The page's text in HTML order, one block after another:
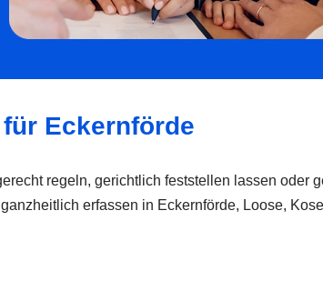
Eckernförde
regeln, gerichtlich feststellen lassen oder
erfassen in Eckernförde, Loose,